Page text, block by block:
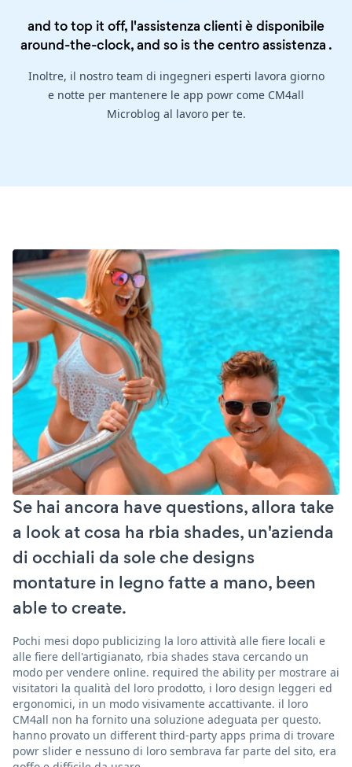
and to top it off, l'assistenza clienti è disponibile
around-the-clock, and so is thecentro assistenza .
Inoltre, il nostro team di ingegneri esperti lavora giorno
e notte per mantenere le app powr come CM4all
Microblog al lavoro per te.
Se hai ancora have questions, allora take
a look at cosa ha rbia shades, un'azienda
di occhiali da sole che designs
montature in legno fatte a mano, been
able to create.
Pochi mesi dopo publicizing la loro attività alle fiere locali e
alle fiere dell'artigianato, rbia shades stava cercando un
modo per vendere online. required the ability per mostrare ai
visitatori la qualità del loro prodotto, i loro design leggeri ed
ergonomici, in un modo visivamente accattivante. il loro
CM4all non ha fornito una soluzione adeguata per questo.
hanno provato un different third-party apps prima di trovare
powr slider e nessuno di loro sembrava far parte del sito, era